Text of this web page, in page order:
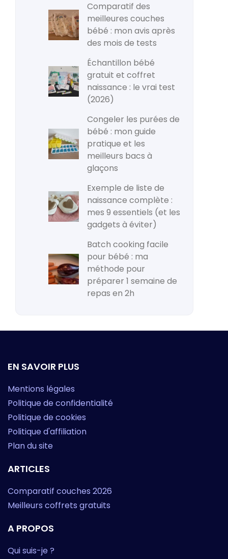
Comparatif des
meilleures couches
bébé : mon avis après
des mois de tests
Échantillon bébé
gratuit et coffret
naissance : le vrai test
(2026)
Congeler les purées de
bébé : mon guide
pratique et les
meilleurs bacs à
glaçons
Exemple de liste de
naissance complète :
mes 9 essentiels (et les
gadgets à éviter)
Batch cooking facile
pour bébé : ma
méthode pour
préparer 1 semaine de
repas en 2h
EN SAVOIR PLUS
Mentions légales
Politique de confidentialité
Politique de cookies
Politique d'affiliation
Plan du site
ARTICLES
Comparatif couches 2026
Meilleurs coffrets gratuits
A PROPOS
Qui suis-je ?